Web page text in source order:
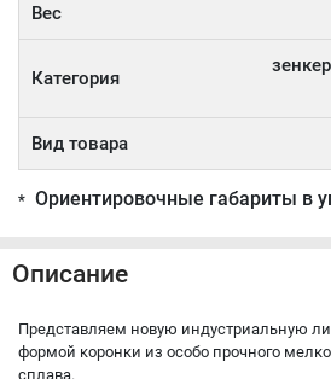
Вес
Категория
Вид товара
* Ориентировочные габариты в
Описание
Представляем новую индустриальную
формой коронки из особо прочного
сплава.